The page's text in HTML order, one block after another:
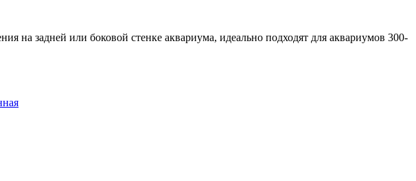
на задней или боковой стенке аквариума, идеально подходят для аквариумов 300-